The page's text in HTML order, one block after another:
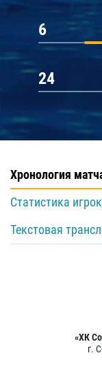
6
24
Хронология
Статистика
Текстовая
«ХК
г.